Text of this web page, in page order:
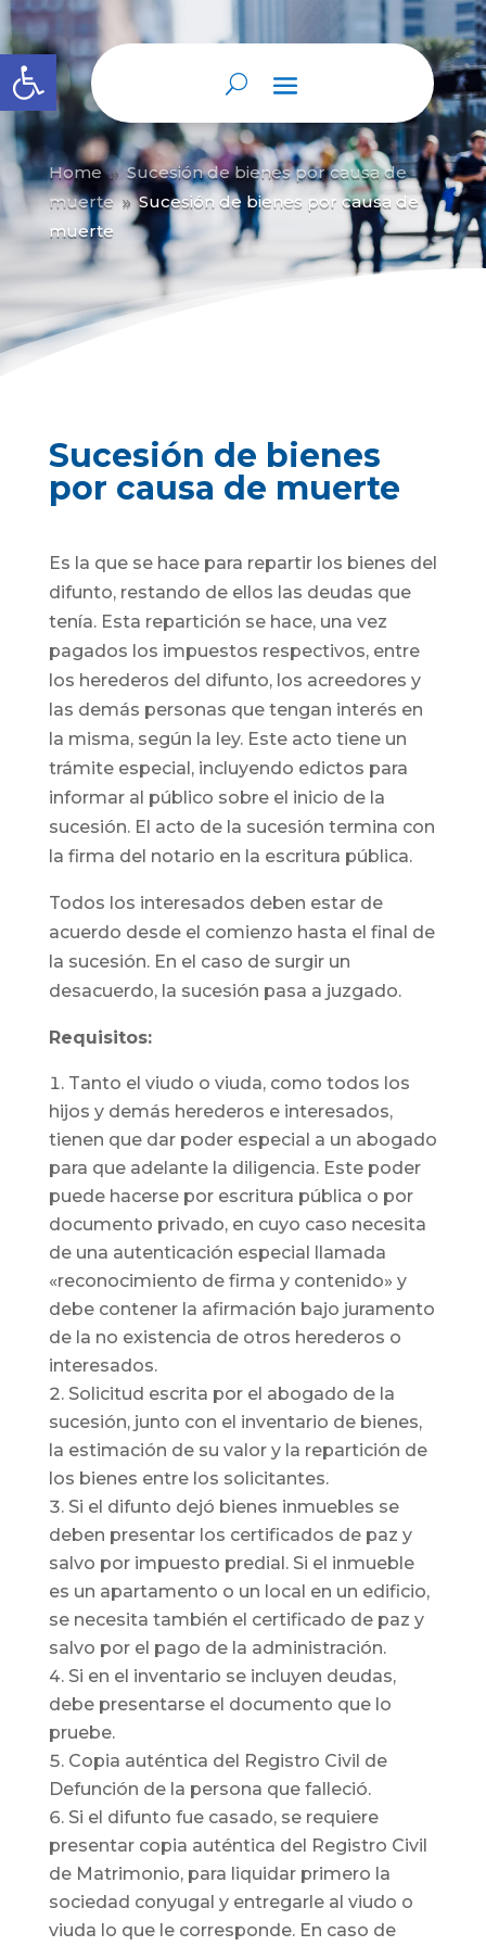
Abrir barra de herramientas
Home 9 Sucesión de bienes por causa de
muerte 9 Sucesión de bienes por causa de
muerte
Sucesión de bienes
por causa de muerte
Es la que se hace para repartir los bienes del
difunto, restando de ellos las deudas que
tenía. Esta repartición se hace, una vez
pagados los impuestos respectivos, entre
los herederos del difunto, los acreedores y
las demás personas que tengan interés en
la misma, según la ley. Este acto tiene un
trámite especial, incluyendo edictos para
informar al público sobre el inicio de la
sucesión. El acto de la sucesión termina con
la firma del notario en la escritura pública.
Todos los interesados deben estar de
acuerdo desde el comienzo hasta el final de
la sucesión. En el caso de surgir un
desacuerdo, la sucesión pasa a juzgado.
Requisitos:
Tanto el viudo o viuda, como todos los
hijos y demás herederos e interesados,
tienen que dar poder especial a un abogado
para que adelante la diligencia. Este poder
puede hacerse por escritura pública o por
documento privado, en cuyo caso necesita
de una autenticación especial llamada
«reconocimiento de firma y contenido» y
debe contener la afirmación bajo juramento
de la no existencia de otros herederos o
interesados.
Solicitud escrita por el abogado de la
sucesión, junto con el inventario de bienes,
la estimación de su valor y la repartición de
los bienes entre los solicitantes.
Si el difunto dejó bienes inmuebles se
deben presentar los certificados de paz y
salvo por impuesto predial. Si el inmueble
es un apartamento o un local en un edificio,
se necesita también el certificado de paz y
salvo por el pago de la administración.
Si en el inventario se incluyen deudas,
debe presentarse el documento que lo
pruebe.
Copia auténtica del Registro Civil de
Defunción de la persona que falleció.
Si el difunto fue casado, se requiere
presentar copia auténtica del Registro Civil
de Matrimonio, para liquidar primero la
sociedad conyugal y entregarle al viudo o
viuda lo que le corresponde. En caso de